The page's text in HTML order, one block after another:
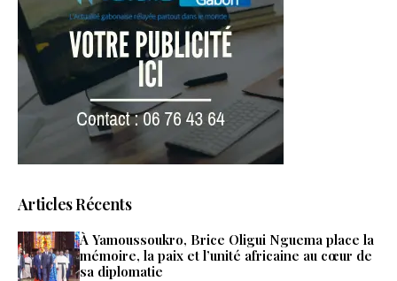
Articles Récents
À Yamoussoukro, Brice Oligui Nguema place la
mémoire, la paix et l’unité africaine au cœur de
sa diplomatie